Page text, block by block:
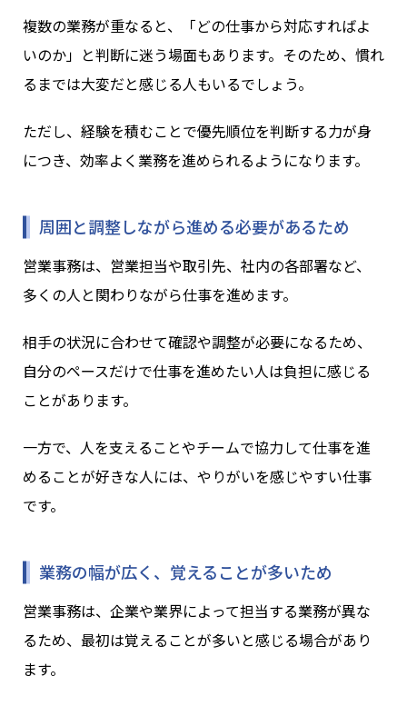
複数の業務が重なると、「どの仕事から対応すればよ
いのか」と判断に迷う場面もあります。そのため、慣れ
るまでは大変だと感じる人もいるでしょう。
ただし、経験を積むことで優先順位を判断する力が身
につき、効率よく業務を進められるようになります。
周囲と調整しながら進める必要があるため
営業事務は、営業担当や取引先、社内の各部署など、
多くの人と関わりながら仕事を進めます。
相手の状況に合わせて確認や調整が必要になるため、
自分のペースだけで仕事を進めたい人は負担に感じる
ことがあります。
一方で、人を支えることやチームで協力して仕事を進
めることが好きな人には、やりがいを感じやすい仕事
です。
業務の幅が広く、覚えることが多いため
営業事務は、企業や業界によって担当する業務が異な
るため、最初は覚えることが多いと感じる場合があり
ます。